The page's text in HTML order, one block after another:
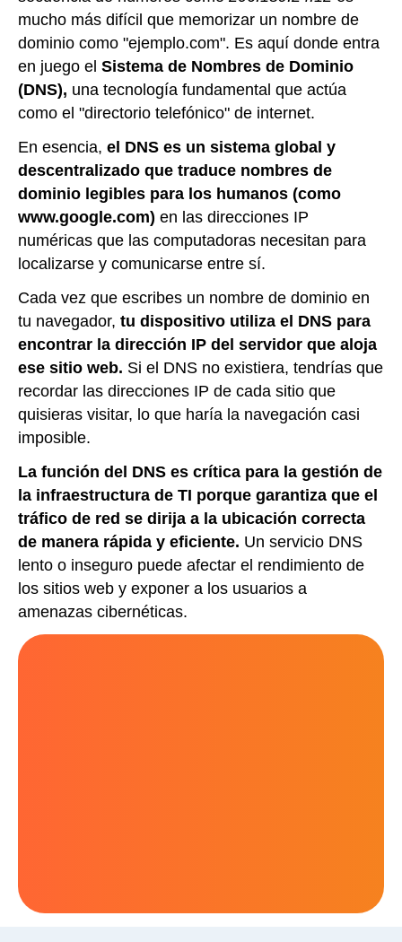
mucho más difícil que memorizar un nombre de
dominio como "ejemplo.com". Es aquí donde entra
en juego el Sistema de Nombres de Dominio
(DNS), una tecnología fundamental que actúa
como el "directorio telefónico" de internet.
En esencia, el DNS es un sistema global y
descentralizado que traduce nombres de
dominio legibles para los humanos (como
www.google.com) en las direcciones IP
numéricas que las computadoras necesitan para
localizarse y comunicarse entre sí.
Cada vez que escribes un nombre de dominio en
tu navegador, tu dispositivo utiliza el DNS para
encontrar la dirección IP del servidor que aloja
ese sitio web. Si el DNS no existiera, tendrías que
recordar las direcciones IP de cada sitio que
quisieras visitar, lo que haría la navegación casi
imposible.
La función del DNS es crítica para la gestión de
la infraestructura de TI porque garantiza que el
tráfico de red se dirija a la ubicación correcta
de manera rápida y eficiente. Un servicio DNS
lento o inseguro puede afectar el rendimiento de
los sitios web y exponer a los usuarios a
amenazas cibernéticas.